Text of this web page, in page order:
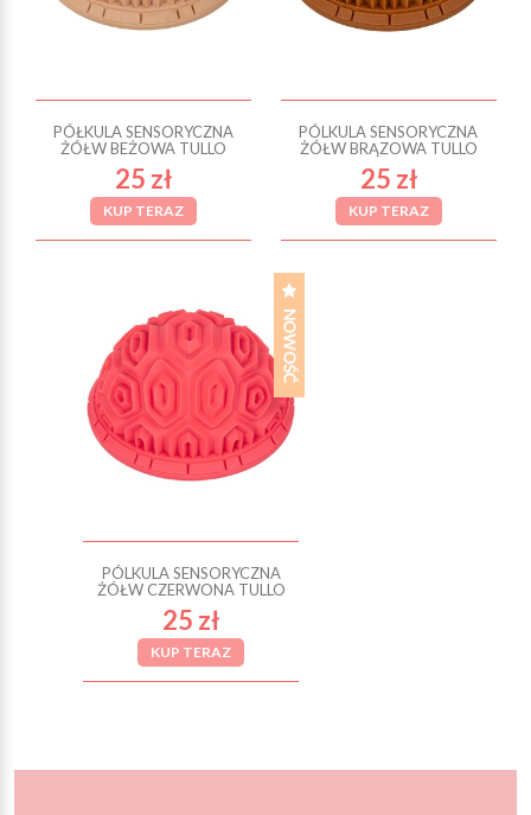
PÓŁKULA SENSORYCZNA
ŻÓŁW BEŻOWA TULLO
25 zł
KUP TERAZ
PÓLKULA SENSORYCZNA
ŻÓŁW BRĄZOWA TULLO
25 zł
KUP TERAZ
PÓLKULA SENSORYCZNA
ŻÓŁW CZERWONA TULLO
25 zł
KUP TERAZ